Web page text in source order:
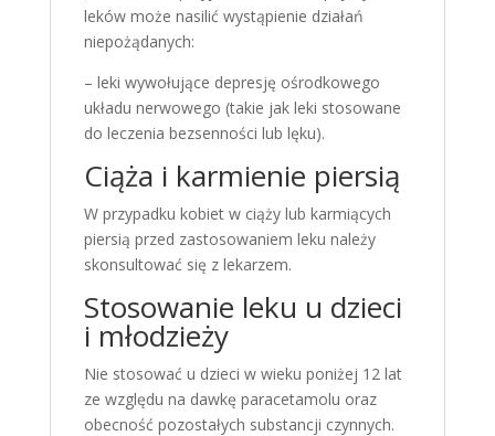
leków może nasilić wystąpienie działań
niepożądanych:
– leki wywołujące depresję ośrodkowego
układu nerwowego (takie jak leki stosowane
do leczenia bezsenności lub lęku).
Ciąża i karmienie piersią
W przypadku kobiet w ciąży lub karmiących
piersią przed zastosowaniem leku należy
skonsultować się z lekarzem.
Stosowanie leku u dzieci
i młodzieży
Nie stosować u dzieci w wieku poniżej 12 lat
ze względu na dawkę paracetamolu oraz
obecność pozostałych substancji czynnych.